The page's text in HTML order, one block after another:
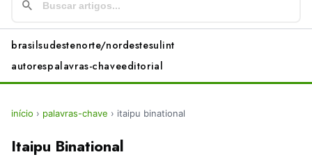
brasilsudestenorte/nordestesulint
autorespalavras-chaveeditorial
início › palavras-chave › itaipu binational
Itaipu Binational